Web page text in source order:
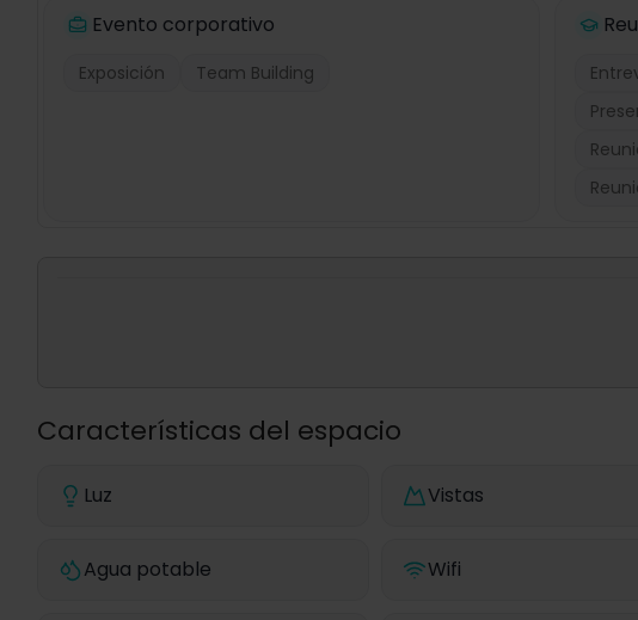
Evento corporativo
Exposición Team Building
Características del espacio
Luz Vistas
Agua potable Wifi